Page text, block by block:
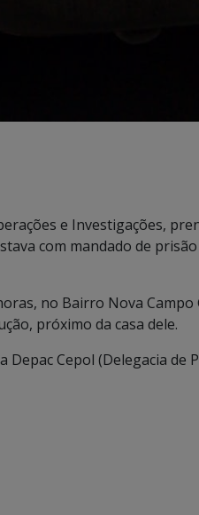
e Investigações,
com mandado de
no Bairro Nova Campo
próximo da casa dele.
Depac Cepol (Delegacia de